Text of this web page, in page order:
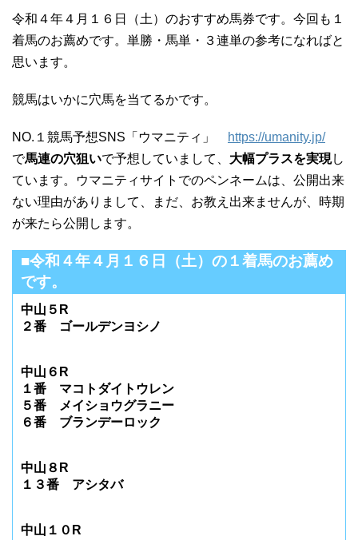
令和４年４月１６日（土）のおすすめ馬券です。今回も１
着馬のお薦めです。単勝・馬単・３連単の参考になればと
思います。
競馬はいかに穴馬を当てるかです。
NO.１競馬予想SNS「ウマニティ」
https://umanity.jp/
で馬連の穴狙いで予想していまして、 大幅プラスを実現し
ています。ウマニティサイトでのペンネームは、公開出来
ない理由がありまして、まだ、お教え出来ませんが、時期
が来たら公開します。
■令和４年４月１６日（土）の１着馬のお薦め
です。
中山５R
２番 ゴールデンヨシノ
中山６R
１番 マコトダイトウレン
５番 メイショウグラニー
６番 ブランデーロック
中山８R
１３番 アシタバ
中山１０R